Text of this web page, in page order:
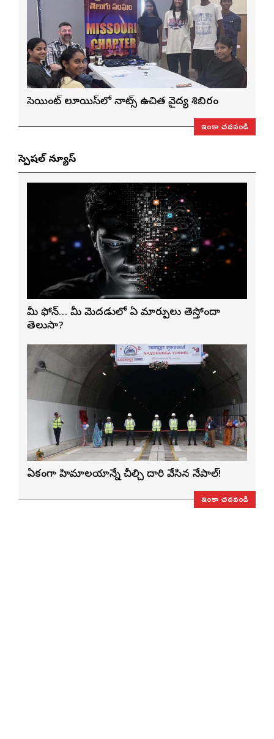
సెయింట్ లూయిస్‌లో నాట్స్ ఉచిత వైద్య శిబిరం
ఇంకా చదవండి
స్పెషల్ న్యూస్
మీ ఫోన్… మీ మెదడులో ఏ మార్పులు తెస్తోందా
తెలుసా?
ఏకంగా హిమాలయాన్నే చీల్చి దారి వేసిన నేపాల్!
ఇంకా చదవండి